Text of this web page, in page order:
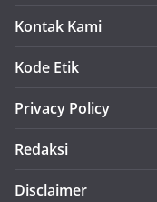
Kontak Kami
Kode Etik
Privacy Policy
Redaksi
Disclaimer